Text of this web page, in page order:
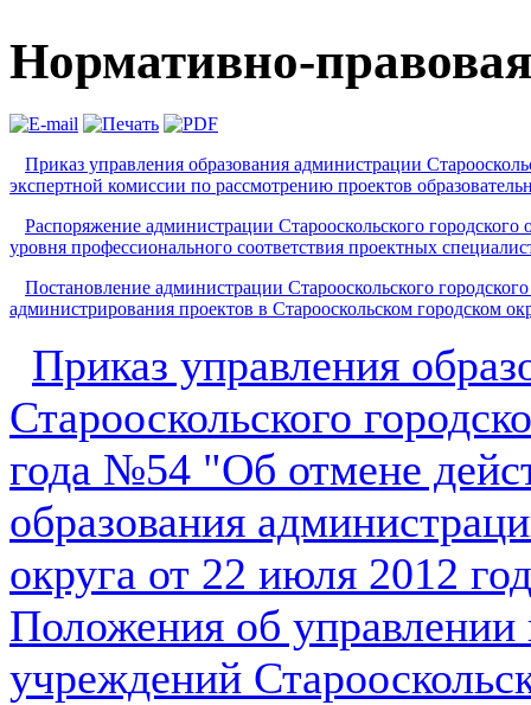
Нормативно-
Приказ управления образования администрации
экспертной комиссии по рассмотрению проектов
Распоряжение администрации Старооскольского
уровня профессионального соответствия проектных
Постановление администрации Старооскольского
администрирования проектов в Старооскольском городском
Приказ управления
Старооскольского
года №54 "Об отмене
образования
округа от 22 июля 2012
Положения об управлении
учреждений